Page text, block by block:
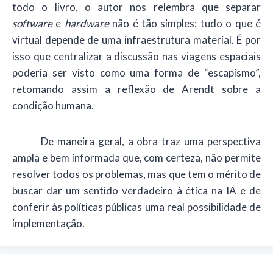
todo o livro, o autor nos relembra que separar
softwaree hardwarenão é tão simples: tudo o que é
virtual depende de uma infraestrutura material. É por
isso que centralizar a discussão nas viagens espaciais
poderia ser visto como uma forma de “escapismo”,
retomando assim a reflexão de Arendt sobre a
condição humana.
De maneira geral, a obra traz uma perspectiva
ampla e bem informada que, com certeza, não permite
resolver todos os problemas, mas que tem o mérito de
buscar dar um sentido verdadeiro à ética na IA e de
conferir às políticas públicas uma real possibilidade de
implementação.